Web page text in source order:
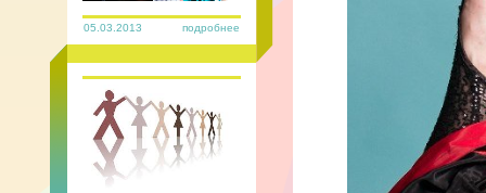
05.03.2013 подробнее